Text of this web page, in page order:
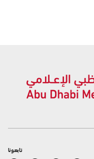
تابعونا